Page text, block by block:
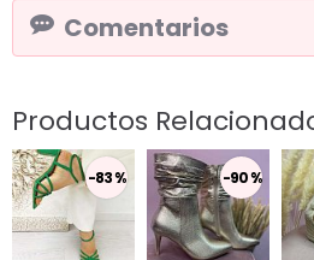
Comentarios
Productos
-83 % -90 %